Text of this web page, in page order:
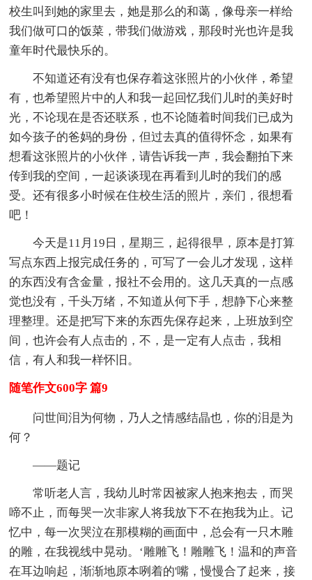
校生叫到她的家里去，她是那么的和蔼，像母亲一样给
我们做可口的饭菜，带我们做游戏，那段时光也许是我
童年时代最快乐的。
不知道还有没有也保存着这张照片的小伙伴，希望
有，也希望照片中的人和我一起回忆我们儿时的美好时
光，不论现在是否还联系，也不论随着时间我们已成为
如今孩子的爸妈的身份，但过去真的值得怀念，如果有
想看这张照片的小伙伴，请告诉我一声，我会翻拍下来
传到我的空间，一起谈谈现在再看到儿时的我们的感
受。还有很多小时候在住校生活的照片，亲们，很想看
吧！
今天是11月19日，星期三，起得很早，原本是打算
写点东西上报完成任务的，可写了一会儿才发现，这样
的东西没有含金量，报社不会用的。这几天真的一点感
觉也没有，千头万绪，不知道从何下手，想静下心来整
理整理。还是把写下来的东西先保存起来，上班放到空
间，也许会有人点击的，不，是一定有人点击，我相
信，有人和我一样怀旧。
随笔作文600字 篇9
问世间泪为何物，乃人之情感结晶也，你的泪是为
何？
——题记
常听老人言，我幼儿时常因被家人抱来抱去，而哭
啼不止，而每哭一次非家人将我放下不在抱我为止。记
忆中，每一次哭泣在那模糊的画面中，总会有一只木雕
的雕，在我视线中晃动。‘雕雕飞！雕雕飞！温和的声音
在耳边响起，渐渐地原本咧着的'嘴，慢慢合了起来，接